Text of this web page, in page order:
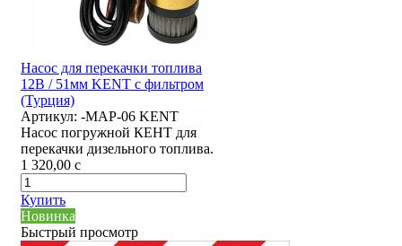
Насос для перекачки топлива
12В / 51мм KENT с фильтром
(Турция)
Артикул: -MAP-06 KENT
Насос погружной КЕНТ для
перекачки дизельного топлива.
1 320,00 c
Купить
Новинка
Быстрый просмотр